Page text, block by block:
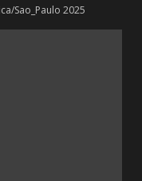
Sao_Paulo 2025